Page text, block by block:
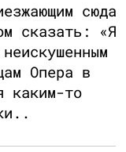
сюда
сказать: «Я
Опера в
каким-то